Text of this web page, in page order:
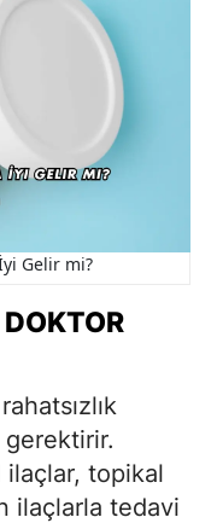
Gelir mi?
topikal
ilaçlarla tedavi